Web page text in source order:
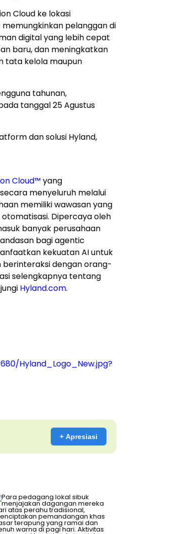
Cloud ke lokasi
pelanggan di
digital yang lebih cepat
baru, dan meningkatkan
tata kelola maupun
tahunan,
tanggal 25 Agustus
dan solusi Hyland,
Cloud™ yang
menyeluruh melalui
memiliki wawasan yang
Dipercaya oleh
banyak perusahaan
bagi agentic
kekuatan AI untuk
dengan orang-
selengkapnya tentang
Hyland.com.
Hyland_Logo_New.jpg?
+ Apresiasi